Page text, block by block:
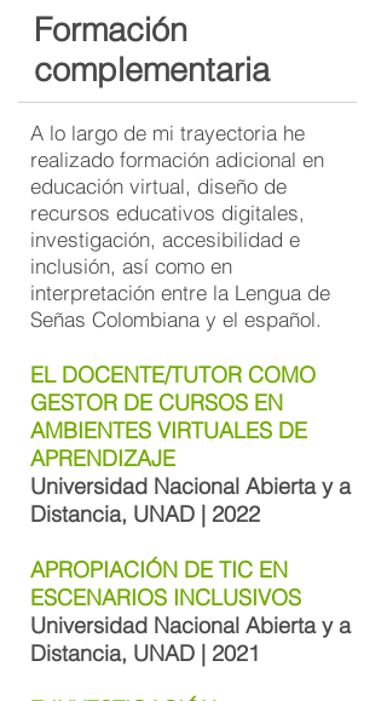
Formación
complementaria
A lo largo de mi trayectoria he
realizado formación adicional en
educación virtual, diseño de
recursos educativos digitales,
investigación, accesibilidad e
inclusión, así como en
interpretación entre la Lengua de
Señas Colombiana y el español.
EL DOCENTE/TUTOR COMO
GESTOR DE CURSOS EN
AMBIENTES VIRTUALES DE
APRENDIZAJE
Universidad Nacional Abierta y a
Distancia, UNAD | 2022
APROPIACIÓN DE TIC EN
ESCENARIOS INCLUSIVOS
Universidad Nacional Abierta y a
Distancia, UNAD | 2021